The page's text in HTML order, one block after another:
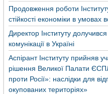
Продовження роботи
стійкості економіки в умовах
Директор Інституту
комунікації в Україні
Аспірант Інституту прийняв
рішення Великої Палати
проти Росії»: наслідки для
окупованих територіях»